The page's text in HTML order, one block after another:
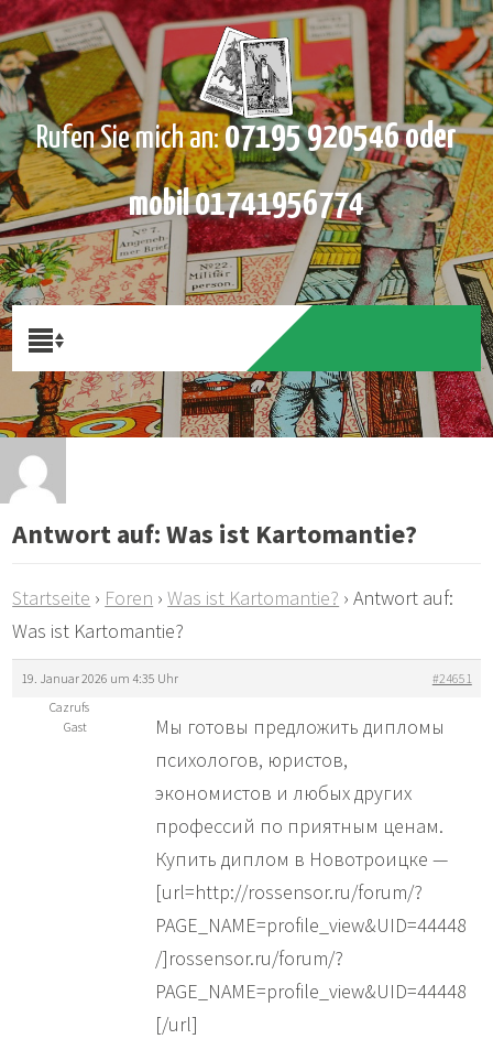
Rufen Sie mich an:07195 920546 oder
mobil 01741956774
Antwort auf: Was ist Kartomantie?
Startseite › Foren › Was ist Kartomantie? › Antwort auf:
Was ist Kartomantie?
19. Januar 2026 um 4:35 Uhr
#24651
Cazrufs
Gast
Мы готовы предложить дипломы
психологов, юристов,
экономистов и любых других
профессий по приятным ценам.
Купить диплом в Новотроицке —
[url=http://rossensor.ru/forum/?
PAGE_NAME=profile_view&UID=44448
/]rossensor.ru/forum/?
PAGE_NAME=profile_view&UID=44448
[/url]